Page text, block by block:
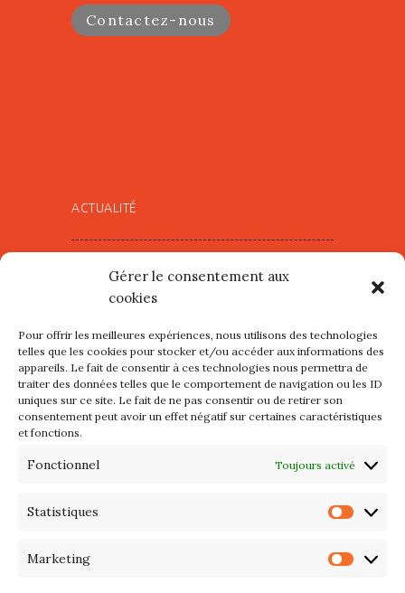
Gérer le consentement aux
cookies
Pour offrir les meilleures expériences, nous utilisons des technologies
telles que les cookies pour stocker et/ou accéder aux informations des
appareils. Le fait de consentir à ces technologies nous permettra de
traiter des données telles que le comportement de navigation ou les ID
uniques sur ce site. Le fait de ne pas consentir ou de retirer son
consentement peut avoir un effet négatif sur certaines caractéristiques
et fonctions.
Fonctionnel Toujours activé
Statistiques
Marketing
Contactez-nous
ACTUALITÉ
mercredi 12 et jeudi 13 août
2026
Les petits formats du Port
d’Orange : Mercredi 22 juillet de
10h à 20h
2026 – Maison du Phare de